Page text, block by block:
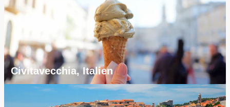
Civitavecchia, Italien